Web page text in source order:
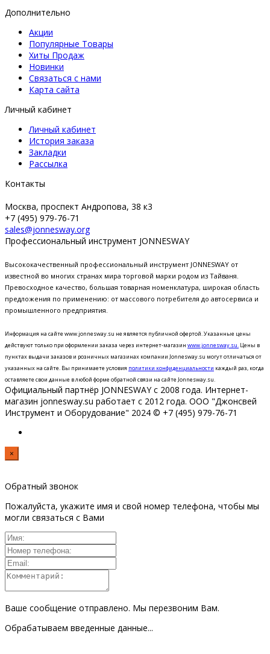
Дополнительно
Акции
Популярные Товары
Хиты Продаж
Новинки
Связаться с нами
Карта сайта
Личный кабинет
Личный кабинет
История заказа
Закладки
Рассылка
Контакты
Москва, проспект Андропова, 38 к3
+7 (495) 979-76-71
sales@jonnesway.org
Профессиональный инструмент JONNESWAY
Высококачественный профессиональный инструмент JONNESWAY от
известной во многих странах мира торговой марки родом из Тайваня.
Превосходное качество, большая товарная номенклатура, широкая область
предложения по применению: от массового потребителя до автосервиса и
промышленного предприятия.
Информация на сайте www.jonnesway.su не является публичной офертой. Указанные цены
действуют только при оформлении заказа через интернет-магазин www.jonnesway.su. Цены в
пунктах выдачи заказов и розничных магазинах компании Jonnesway.su могут отличаться от
указанных на сайте. Вы принимаете условия политики конфиденциальности каждый раз, когда
оставляете свои данные в любой форме обратной связи на сайте Jonnesway.su.
Официальный партнёр JONNESWAY с 2008 года. Интернет-
магазин jonnesway.su работает с 2012 года. ООО "Джонсвей
Инструмент и Оборудование" 2024 © +7 (495) 979-76-71
×
Обратный звонок
Пожалуйста, укажите имя и свой номер телефона, чтобы мы
могли связаться с Вами
Ваше сообщение отправлено. Мы перезвоним Вам.
Обрабатываем введенные данные...